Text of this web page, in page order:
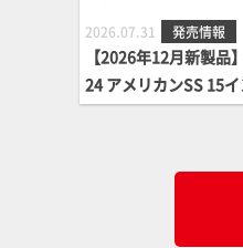
2026.07.31 発売情報
【2026年12月新製品
24 アメリカンSS 15イ